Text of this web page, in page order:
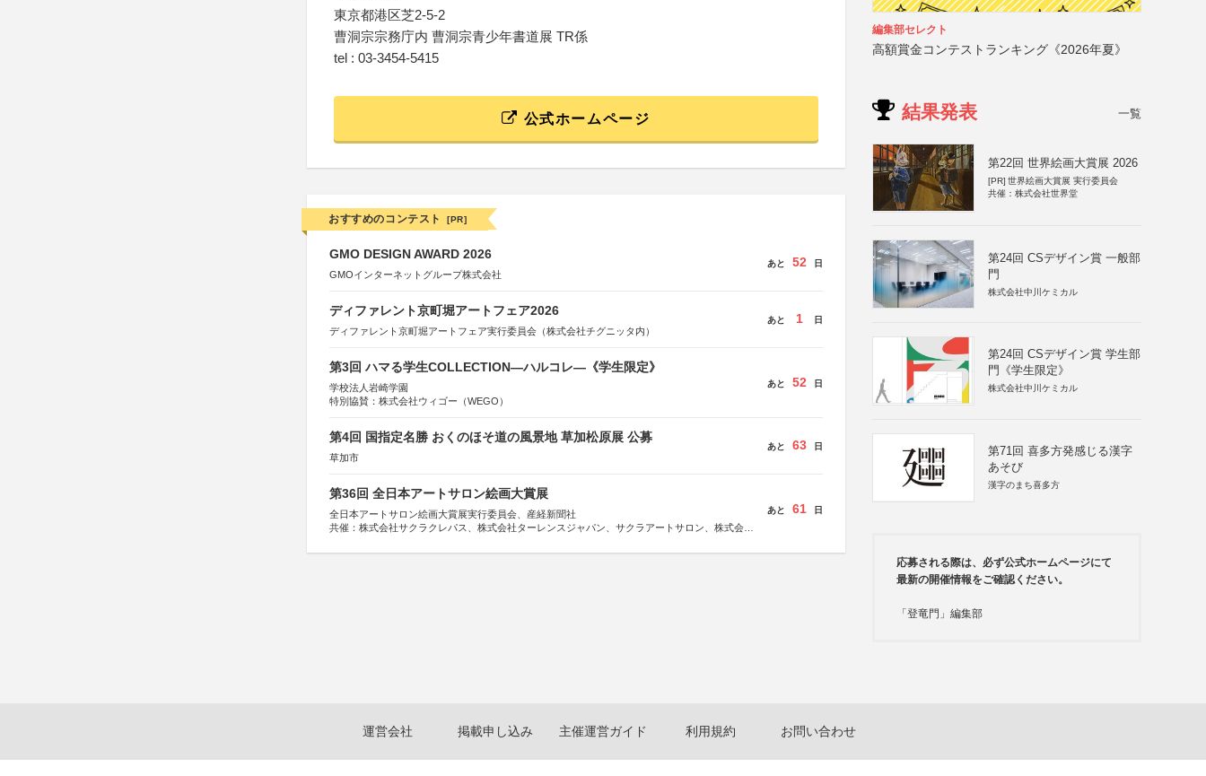
東京都港区芝2-5-2
曹洞宗宗務庁内 曹洞宗青少年書道展 TR係
tel : 03-3454-5415
公式ホームページ
おすすめのコンテスト [PR]
GMO DESIGN AWARD 2026
GMOインターネットグループ株式会社
あと 52 日
ディファレント京町堀アートフェア2026
ディファレント京町堀アートフェア実行委員会（株式会社チグニッタ内）
あと 1 日
第3回 ハマる学生COLLECTION―ハルコレ―《学生限定》
学校法人岩崎学園
特別協賛：株式会社ウィゴー（WEGO）
あと 52 日
第4回 国指定名勝 おくのほそ道の風景地 草加松原展 公募
草加市
あと 63 日
第36回 全日本アートサロン絵画大賞展
全日本アートサロン絵画大賞展実行委員会、産経新聞社
共催：株式会社サクラクレパス、株式会社ターレンスジャパン、サクラアートサロン、株式会社
あと 61 日
編集部セレクト
高額賞金コンテストランキング《2026年夏》
結果発表 一覧
第22回 世界絵画大賞展 2026
[PR] 世界絵画大賞展 実行委員会
共催：株式会社世界堂
第24回 CSデザイン賞 一般部
門
株式会社中川ケミカル
第24回 CSデザイン賞 学生部
門《学生限定》
株式会社中川ケミカル
第71回 喜多方発感じる漢字
あそび
漢字のまち喜多方
応募される際は、必ず公式ホームページにて
最新の開催情報をご確認ください。
「登竜門」編集部
運営会社 掲載申し込み 主催運営ガイド 利用規約 お問い合わせ